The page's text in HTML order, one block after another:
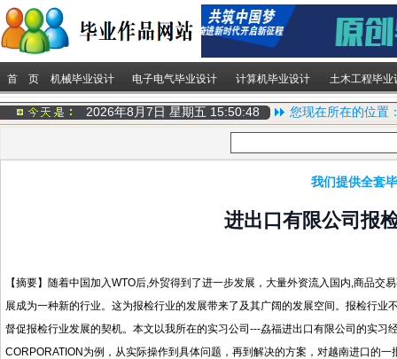
首 页 机械毕业设计 电子电气毕业设计 计算机毕业设计 土木工程毕业
2026年8月7日 星期五 15:50:49 您现在所在的位置
我们提供全套
进出口有限公司报
【摘要】随着中国加入WTO后,外贸得到了进一步发展，大量外资流入国内,商品
展成为一种新的行业。这为报检行业的发展带来了及其广阔的发展空间。报检行
督促报检行业发展的契机。本文以我所在的实习公司---劦福进出口有限公司的实习
CORPORATION为例，从实际操作到具体问题，再到解决的方案，对越南进口的